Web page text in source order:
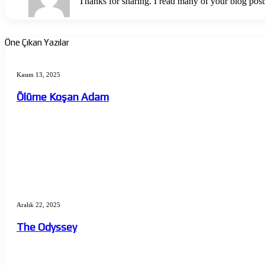
Öne Çıkan Yazılar
Koşan
Kasım 13, 2025
Ölüme Koşan Adam
Odyssey
Aralık 22, 2025
The Odyssey